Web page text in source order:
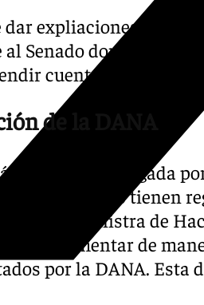
dar expliaciones en el
al Senado donde la ha
cuentas sobre la
de la DANA
la única interrogada
Núñez Feijóo tienen
y ministra de
de implementar de
por la DANA.